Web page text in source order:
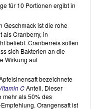
Rezepte für Weihnachten
eine grosse Auswahl
zusammengetragen.
geschmackvoll illustriert.
und zum
Die Gerichte sind
oder nicht, man auf
sich bei den
orientiert und diese in
für 10 Portionen ergibt in
Geschmack ist die rohe
als Cranberry, in
beliebt. Cranberreis sollen
sich Bakterien an die
Wirkung auf
bezeichnete
CAnteil. Dieser
mehr als 50% des
Orangensaft ist